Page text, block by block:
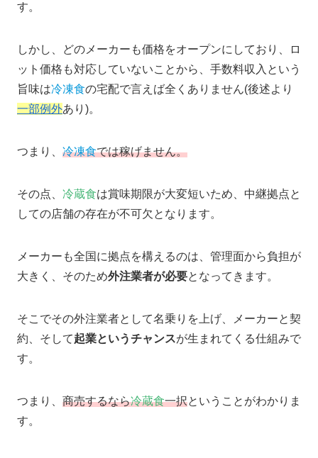
す。
しかし、どのメーカーも価格をオープンにしており、ロ
ット価格も対応していないことから、手数料収入という
旨味は冷凍食の宅配で言えば全くありません(後述より
一部例外あり)。
つまり、 冷凍食では稼げません。
その点、 冷蔵食は賞味期限が大変短いため、中継拠点と
しての店舗の存在が不可欠となります。
メーカーも全国に拠点を構えるのは、管理面から負担が
大きく、そのため外注業者が必要となってきます。
そこでその外注業者として名乗りを上げ、メーカーと契
約、そして起業というチャンスが生まれてくる仕組みで
す。
つまり、 商売するなら冷蔵食一択ということがわかりま
す。